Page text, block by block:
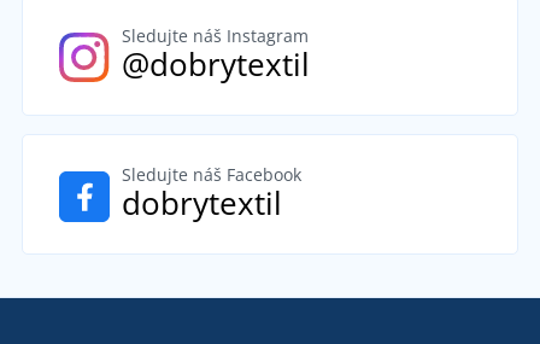
Sledujte náš Instagram
@dobrytextil
Sledujte náš Facebook
dobrytextil